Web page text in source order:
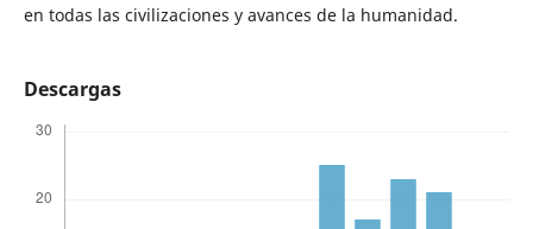
en todas las civilizaciones y avances de la humanidad.
Descargas